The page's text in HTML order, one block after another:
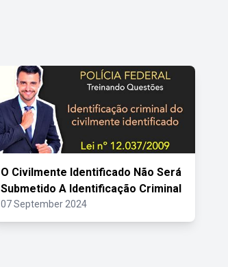
O Civilmente Identificado Não Será
Submetido A Identificação Criminal
07 September 2024